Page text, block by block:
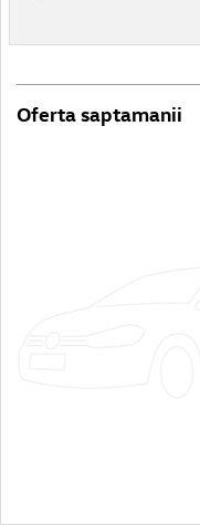
Oferta saptamanii